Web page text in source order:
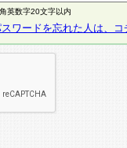
英数字20文字以内
ワードを忘れた人は、コ